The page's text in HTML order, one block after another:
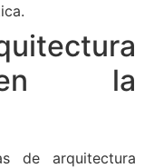
en la
de arquitectura